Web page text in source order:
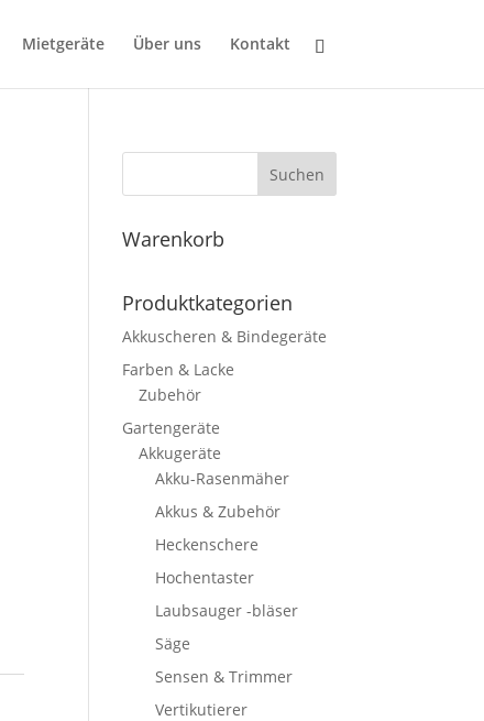
Mietgeräte Über uns Kontakt
Suchen
Warenkorb
Produktkategorien
Akkuscheren & Bindegeräte
Farben & Lacke
Zubehör
Gartengeräte
Akkugeräte
Akku-Rasenmäher
Akkus & Zubehör
Heckenschere
Hochentaster
Laubsauger -bläser
Säge
Sensen & Trimmer
Vertikutierer